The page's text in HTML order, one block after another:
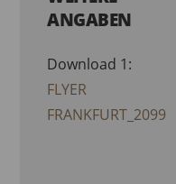
ANGABEN
Download 1:
FLYER
FRANKFURT_2099